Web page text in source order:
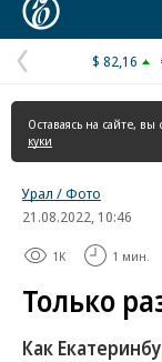
Предыдущая
страница
$ 82,16
Оставаясь на сайте, вы
куки
Урал / Фото
21.08.2022, 10:46
1K 1 мин.
Только
Как